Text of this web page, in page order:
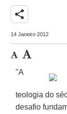
share
14 Janeiro 2012
"A
teologia do
desafio